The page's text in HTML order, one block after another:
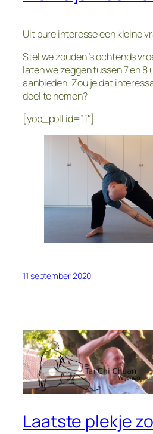
Uit pure interesse een kleine
Stel we zouden ’s ochtends
laten we zeggen tussen 7 en 8
aanbieden. Zou je dat
deel te nemen?
[yop_poll id=”1″]
11 september 2020
Laatste plekje